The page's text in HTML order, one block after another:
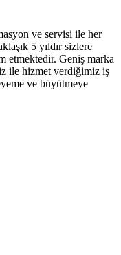
ve servisi ile her
5 yıldır sizlere
etmektedir. Geniş marka
ile hizmet verdiğimiz iş
ve büyütmeye